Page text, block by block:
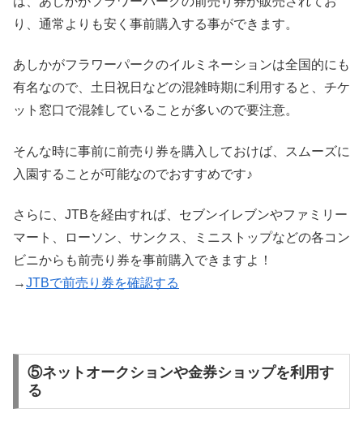
り、通常よりも安く事前購入する事ができます。
あしかがフラワーパークのイルミネーションは全国的にも
有名なので、土日祝日などの混雑時期に利用すると、チケ
ット窓口で混雑していることが多いので要注意。
そんな時に事前に前売り券を購入しておけば、スムーズに
入園することが可能なのでおすすめです♪
さらに、JTBを経由すれば、セブンイレブンやファミリー
マート、ローソン、サンクス、ミニストップなどの各コン
ビニからも前売り券を事前購入できますよ！
→JTBで前売り券を確認する
⑤ネットオークションや金券ショップを利用す
る